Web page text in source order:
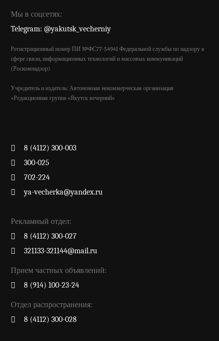
Мы в соцсетях:
Telegram: @yakutsk_vecherniy
Регистрационный номер ПИ №ФС77-54941 Федеральной службы по надзору в
сфере связи, информационных технологий и массовых коммуникаций
(Роскомнадзор)
Учредитель и издатель: Автономная некоммерческая организация
«Редакционная группа «Якутск вечерний»
8 (4112) 300-003
300-025
702-224
ya-vecherka@yandex.ru
Рекламный отдел:
8 (4112) 300-027
321133-321144@mail.ru
Прием частных объявлений:
8 (914) 100-23-24
Отдел распространения:
8 (4112) 300-028